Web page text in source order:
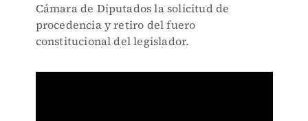
Cámara de Diputados la solicitud de
procedencia y retiro del fuero
constitucional del legislador.